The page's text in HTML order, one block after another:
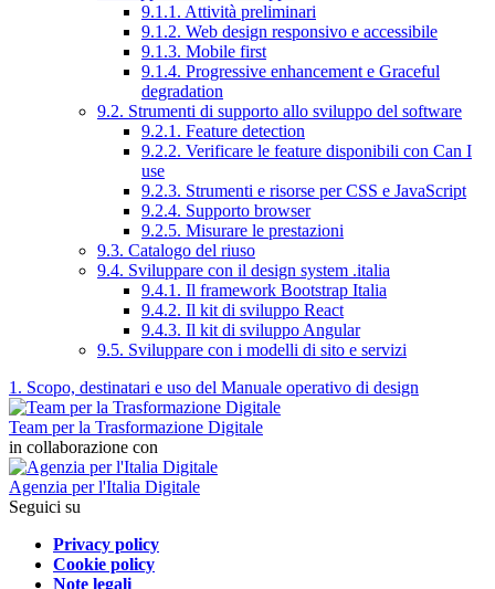
9.1.1. Attività preliminari
9.1.2. Web design responsivo e accessibile
9.1.3. Mobile first
9.1.4. Progressive enhancement e Graceful
degradation
9.2. Strumenti di supporto allo sviluppo del software
9.2.1. Feature detection
9.2.2. Verificare le feature disponibili con Can I
use
9.2.3. Strumenti e risorse per CSS e JavaScript
9.2.4. Supporto browser
9.2.5. Misurare le prestazioni
9.3. Catalogo del riuso
9.4. Sviluppare con il design system .italia
9.4.1. Il framework Bootstrap Italia
9.4.2. Il kit di sviluppo React
9.4.3. Il kit di sviluppo Angular
9.5. Sviluppare con i modelli di sito e servizi
1. Scopo, destinatari e uso del Manuale operativo di design
Team per la Trasformazione Digitale
in collaborazione con
Agenzia per l'Italia Digitale
Seguici su
Privacy policy
Cookie policy
Note legali